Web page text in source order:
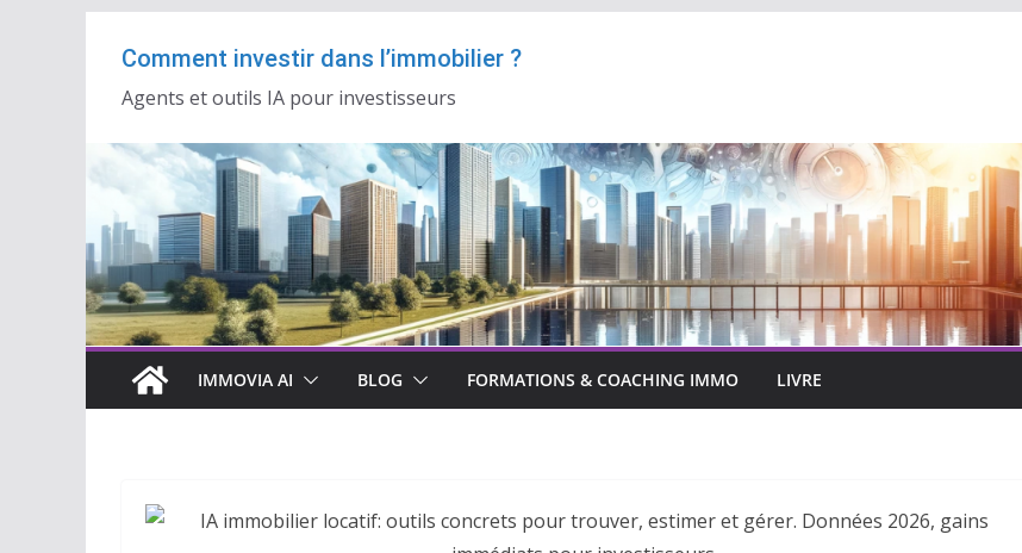
contenu
Comment investir dans l’immobilier ?
Agents et outils IA pour investisseurs
IMMOVIA AI BLOG FORMATIONS & COACHING IMMO LIVRE